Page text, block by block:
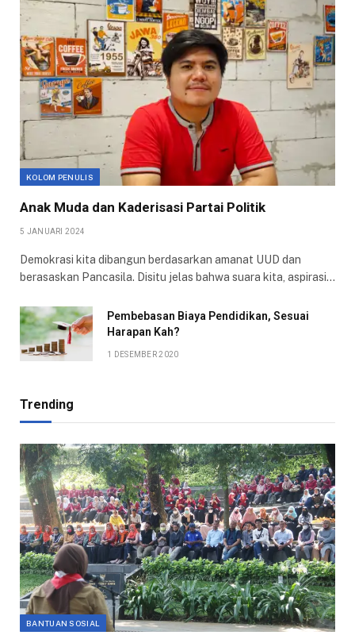
KOLOM PENULIS
Anak Muda dan Kaderisasi Partai Politik
5 JANUARI 2024
Demokrasi kita dibangun berdasarkan amanat UUD dan
berasaskan Pancasila. Disitu jelas bahwa suara kita, aspirasi…
Pembebasan Biaya Pendidikan, Sesuai
Harapan Kah?
1 DESEMBER 2020
Trending
BANTUAN SOSIAL